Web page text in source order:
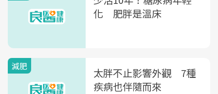
化 肥胖是溫床
減肥
太胖不止影響外觀 7種
疾病也伴隨而來